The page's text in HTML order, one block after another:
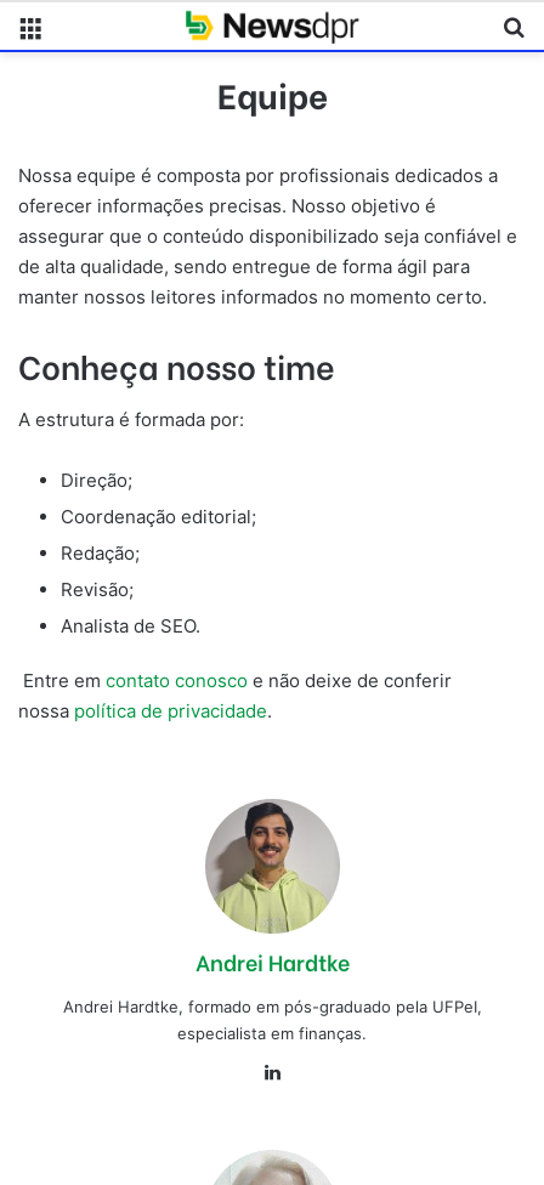
Equipe
Nossa equipe é composta por profissionais dedicados a
oferecer informações precisas. Nosso objetivo é
assegurar que o conteúdo disponibilizado seja confiável e
de alta qualidade, sendo entregue de forma ágil para
manter nossos leitores informados no momento certo.
Conheça nosso time
A estrutura é formada por:
Direção;
Coordenação editorial;
Redação;
Revisão;
Analista de SEO.
Entre em contato conosco e não deixe de conferir
nossa política de privacidade.
Andrei Hardtke
Andrei Hardtke, formado em pós-graduado pela UFPeI,
especialista em finanças.